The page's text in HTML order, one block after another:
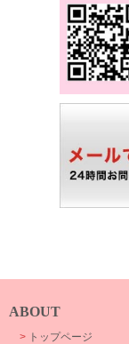
ABOUT
> トップページ